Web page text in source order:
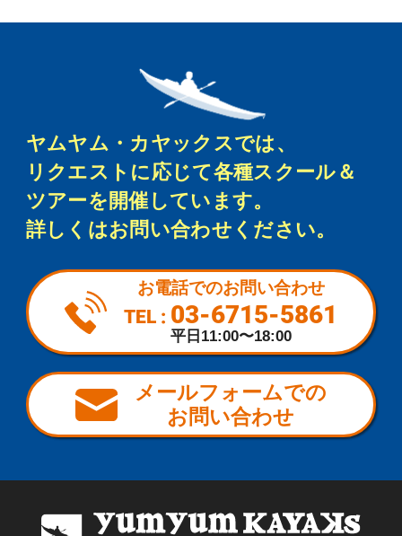
ヤムヤム・カヤックスでは、
リクエストに応じて各種スクール＆
ツアーを開催しています。
詳しくはお問い合わせください。
お電話でのお問い合わせ
TEL : 03-6715-5861
平日11:00〜18:00
メールフォームでの
お問い合わせ